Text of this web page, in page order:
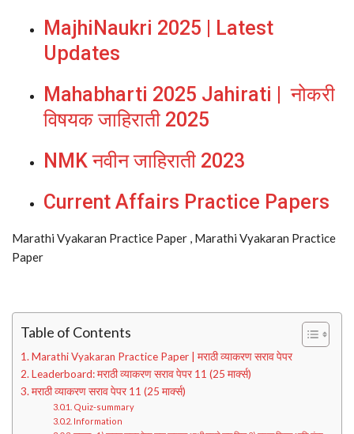
MajhiNaukri 2025 | Latest
Updates
Mahabharti 2025 Jahirati | नोकरी
विषयक जाहिराती 2025
NMK नवीन जाहिराती 2023
Current Affairs Practice Papers
Marathi Vyakaran Practice Paper , Marathi Vyakaran Practice
Paper
Table of Contents
Marathi Vyakaran Practice Paper | मराठी व्याकरण सराव पेपर
Leaderboard: मराठी व्याकरण सराव पेपर 11 (25 मार्क्स)
मराठी व्याकरण सराव पेपर 11 (25 मार्क्स)
Quiz-summary
Information